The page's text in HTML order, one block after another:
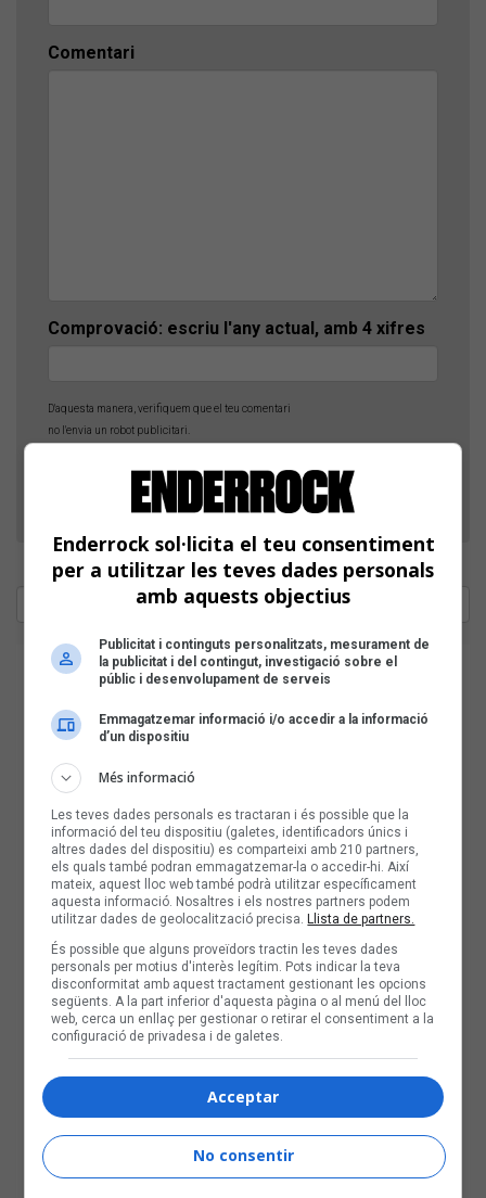
Comentari
Comprovació: escriu l'any actual, amb 4 xifres
D'aquesta manera, verifiquem que el teu comentari
no l'envia un robot publicitari.
Enderrock sol·licita el teu consentiment
per a utilitzar les teves dades personals
amb aquests objectius
Publicitat i continguts personalitzats, mesurament de
la publicitat i del contingut, investigació sobre el
públic i desenvolupament de serveis
Emmagatzemar informació i/o accedir a la informació
d’un dispositiu
Més informació
Les teves dades personals es tractaran i és possible que la
informació del teu dispositiu (galetes, identificadors únics i
altres dades del dispositiu) es comparteixi amb 210 partners,
els quals també podran emmagatzemar-la o accedir-hi. Així
mateix, aquest lloc web també podrà utilitzar específicament
aquesta informació. Nosaltres i els nostres partners podem
utilitzar dades de geolocalització precisa.Llista de partners.
És possible que alguns proveïdors tractin les teves dades
personals per motius d'interès legítim. Pots indicar la teva
disconformitat amb aquest tractament gestionant les opcions
següents. A la part inferior d'aquesta pàgina o al menú del lloc
web, cerca un enllaç per gestionar o retirar el consentiment a la
configuració de privadesa i de galetes.
Acceptar
No consentir